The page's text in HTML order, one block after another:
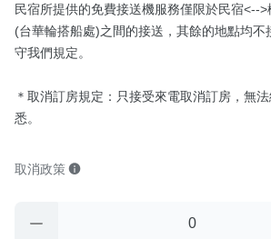
民宿所提供的免費接送機服務僅限於民宿<--
(台華輪搭船處)之間的接送，其餘的地點均不
守我們規定。
＊取消訂房規定：只接受來電取消訂房，無
悉。
取消政策